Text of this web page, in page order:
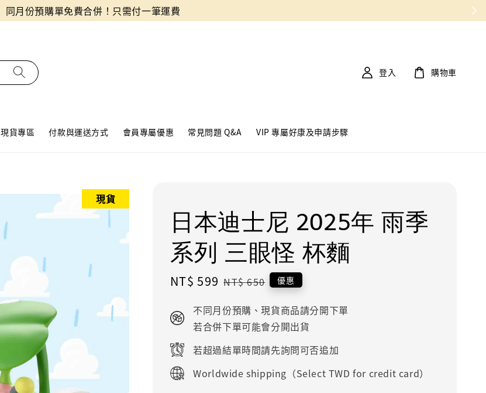
同月份預購單免費合併！只需付一筆運費
現貨專區 付款與運送方式 會員專屬優惠 常見問題 Q&A VIP 專屬好康及申請步驟
登入 購物車
現貨
日本迪士尼 2025年 雨季
系列 三眼怪 杯麵
Sale
NT$ 599 Regular
NT$ 650 優惠
不同月份預購、現貨商品請分開下單
若合併下單可能會分開出貨
若超過結單時間請先詢問可否追加
Worldwide shipping（Select TWD for credit card）